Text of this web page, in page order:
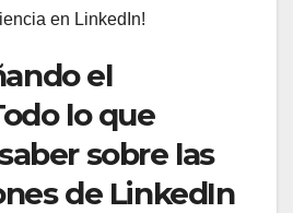
en LinkedIn!
el
lo que
sobre las
de LinkedIn